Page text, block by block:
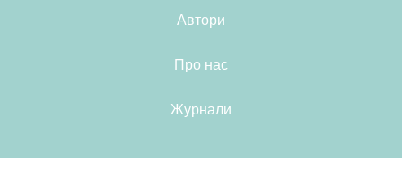
Автори
Про нас
Журнали